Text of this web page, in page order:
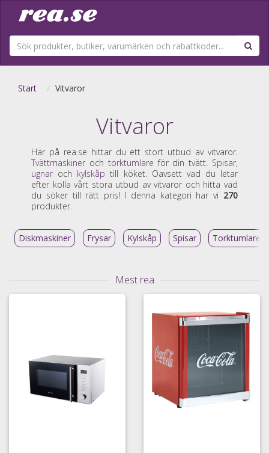
Start Vitvaror
Vitvaror
Här på rea.se hittar du ett stort utbud av vitvaror.
Tvättmaskiner och torktumlare för din tvätt. Spisar,
ugnar och kylskåp till köket. Oavsett vad du letar
efter kolla vårt stora utbud av vitvaror och hitta vad
du söker till rätt pris! I denna kategori har vi 270
produkter.
Diskmaskiner Frysar Kylskåp Spisar Torktumlare
Mest rea